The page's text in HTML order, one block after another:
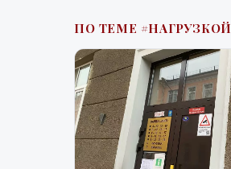
ПО ТЕМЕ #НАГРУЗКОЙ